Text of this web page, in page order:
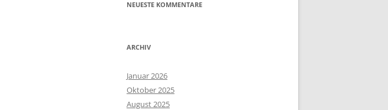
NEUESTE KOMMENTARE
ARCHIV
Januar 2026
Oktober 2025
August 2025